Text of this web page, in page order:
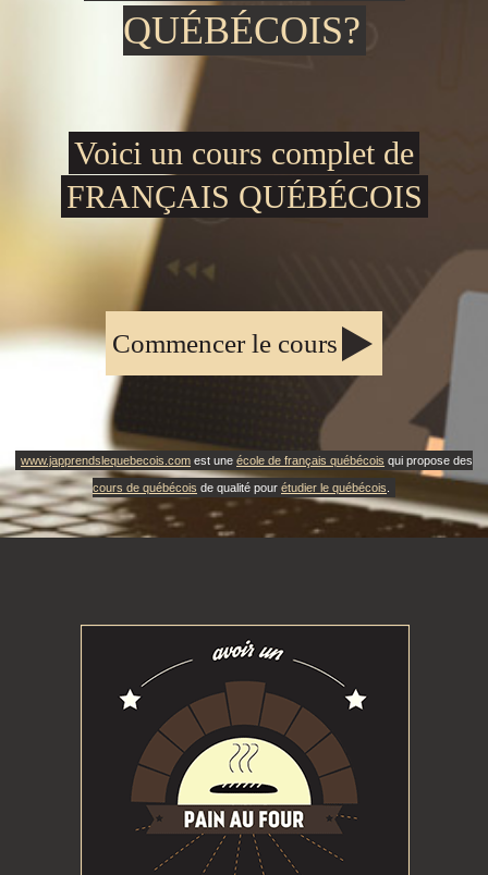
QUÉBÉCOIS?
Voici un cours complet de
FRANÇAIS QUÉBÉCOIS
Commencer le cours
www.japprendslequebecois.com est une école de français québécois qui propose des
cours de québécois de qualité pour étudier le québécois